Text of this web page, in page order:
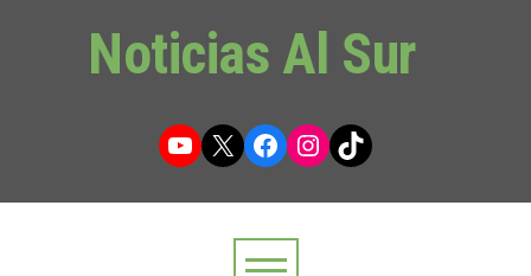
Noticias Al Sur
YouTube
X Facebook
Instagram
TikTok